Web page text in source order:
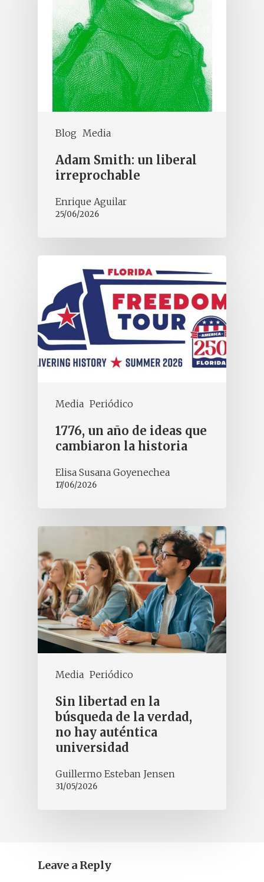
Blog Media
Adam Smith: un liberal
irreprochable
Enrique Aguilar
25/06/2026
Media Periódico
1776, un año de ideas que
cambiaron la historia
Elisa Susana Goyenechea
17/06/2026
Media Periódico
Sin libertad en la
búsqueda de la verdad,
no hay auténtica
universidad
Guillermo Esteban Jensen
31/05/2026
Leave a Reply